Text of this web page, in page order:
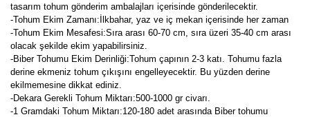
tasarım tohum gönderim ambalajları içerisinde gönderilecektir.
-Tohum Ekim Zamanı:İlkbahar, yaz ve iç mekan içerisinde her zaman
-Tohum Ekim Mesafesi:Sıra arası 60-70 cm, sıra üzeri 35-40 cm arası
olacak şekilde ekim yapabilirsiniz.
-Biber Tohumu Ekim Derinliği:Tohum çapının 2-3 katı. Tohumu fazla
derine ekmeniz tohum çıkışını engelleyecektir. Bu yüzden derine
ekilmemesine dikkat ediniz.
-Dekara Gerekli Tohum Miktarı:500-1000 gr civarı.
-1 Gramdaki Tohum Miktarı:120-180 adet arasında Biber tohumu